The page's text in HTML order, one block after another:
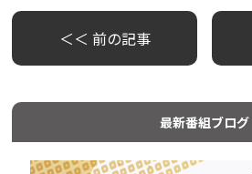
＜＜ 前の記事
最新番組ブログ